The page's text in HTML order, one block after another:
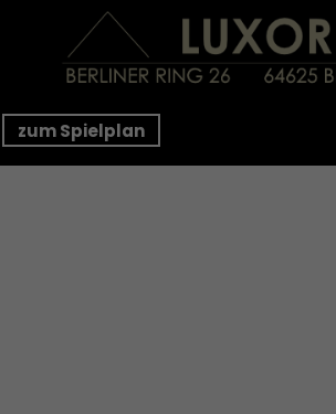
zum Spielplan